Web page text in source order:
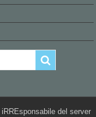
iRREsponsabile del server